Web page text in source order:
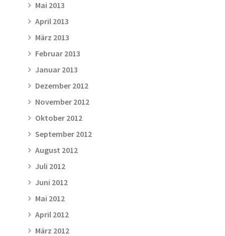
Mai 2013
April 2013
März 2013
Februar 2013
Januar 2013
Dezember 2012
November 2012
Oktober 2012
September 2012
August 2012
Juli 2012
Juni 2012
Mai 2012
April 2012
März 2012